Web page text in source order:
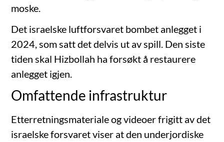
moske.
Det israelske luftforsvaret bombet anlegget i
2024, som satt det delvis ut av spill. Den siste
tiden skal Hizbollah ha forsøkt å restaurere
anlegget igjen.
Omfattende infrastruktur
Etterretningsmateriale og videoer frigitt av det
israelske forsvaret viser at den underjordiske